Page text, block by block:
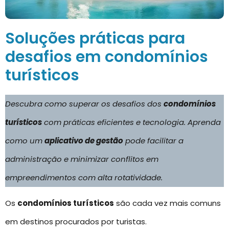
Soluções práticas para
desafios em condomínios
turísticos
Descubra como superar os desafios dos condomínios
turísticoscom práticas eficientes e tecnologia. Aprenda
como umaplicativo de gestãopode facilitar a
administração e minimizar conflitos em
empreendimentos com alta rotatividade.
Os condomínios turísticos são cada vez mais comuns
em destinos procurados por turistas.